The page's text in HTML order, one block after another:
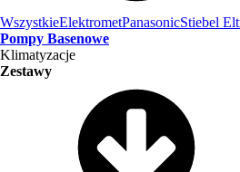
WszystkieElektrometPanasonicStiebel
Pompy Basenowe
Klimatyzacje
Zestawy